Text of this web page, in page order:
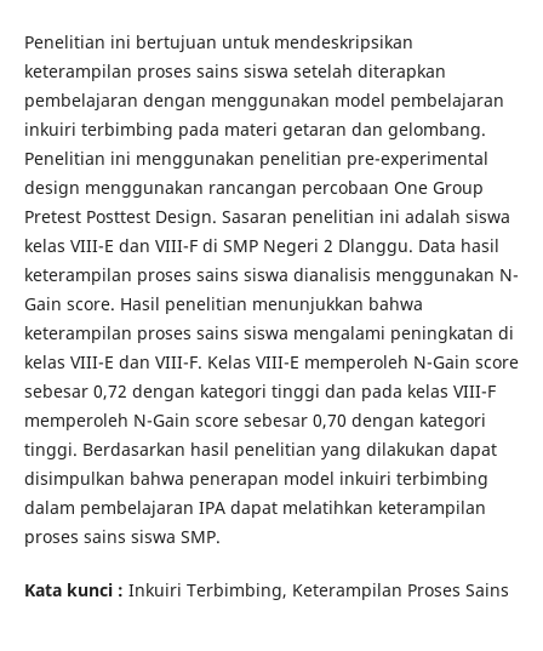
Penelitian ini bertujuan untuk mendeskripsikan
keterampilan proses sains siswa setelah diterapkan
pembelajaran dengan menggunakan model pembelajaran
inkuiri terbimbing pada materi getaran dan gelombang.
Penelitian ini menggunakan penelitian pre-experimental
design menggunakan rancangan percobaan One Group
Pretest Posttest Design. Sasaran penelitian ini adalah siswa
kelas VIII-E dan VIII-F di SMP Negeri 2 Dlanggu. Data hasil
keterampilan proses sains siswa dianalisis menggunakan N-
Gain score. Hasil penelitian menunjukkan bahwa
keterampilan proses sains siswa mengalami peningkatan di
kelas VIII-E dan VIII-F. Kelas VIII-E memperoleh N-Gain score
sebesar 0,72 dengan kategori tinggi dan pada kelas VIII-F
memperoleh N-Gain score sebesar 0,70 dengan kategori
tinggi. Berdasarkan hasil penelitian yang dilakukan dapat
disimpulkan bahwa penerapan model inkuiri terbimbing
dalam pembelajaran IPA dapat melatihkan keterampilan
proses sains siswa SMP.
Kata kunci : Inkuiri Terbimbing, Keterampilan Proses Sains